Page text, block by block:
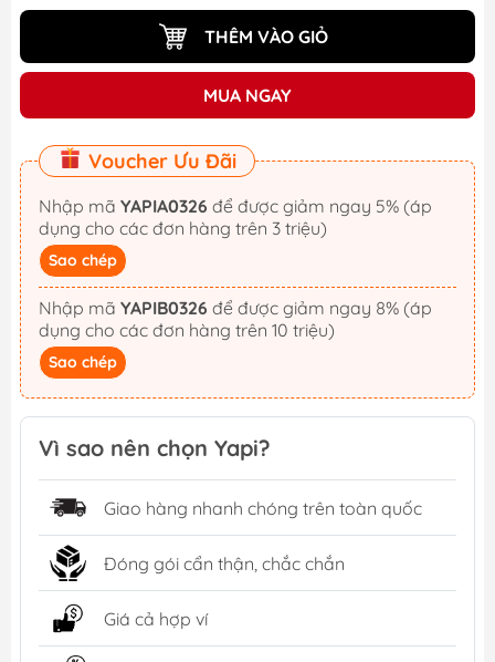
THÊM VÀO GIỎ
MUA NGAY
Voucher Ưu Đãi
Nhập mã YAPIA0326
dụng cho các đơn hàng trên 3 triệu)
Sao chép
Nhập mã YAPIB0326
dụng cho các đơn hàng trên 10 triệu)
Sao chép
Vì sao nên chọn Yapi?
Giao hàng nhanh chóng trên toàn quốc
Đóng gói cẩn thận, chắc chắn
Giá cả hợp ví